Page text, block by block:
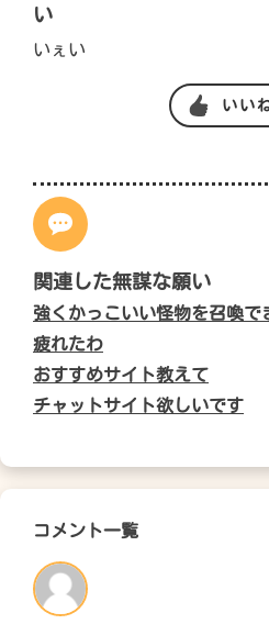
い
いぇい
いい
関連した無謀な願い
強くかっこいい怪物を召喚で
疲れたわ
おすすめサイト教えて
チャットサイト欲しいです
コメント一覧